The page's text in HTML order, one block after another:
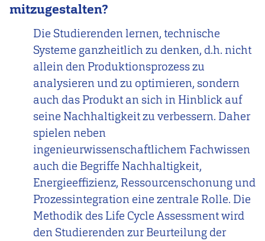
mitzugestalten?
Die Studierenden lernen, technische
Systeme ganzheitlich zu denken, d.h. nicht
allein den Produktionsprozess zu
analysieren und zu optimieren, sondern
auch das Produkt an sich in Hinblick auf
seine Nachhaltigkeit zu verbessern. Daher
spielen neben
ingenieurwissenschaftlichem Fachwissen
auch die Begriffe Nachhaltigkeit,
Energieeffizienz, Ressourcenschonung und
Prozessintegration eine zentrale Rolle. Die
Methodik des Life Cycle Assessment wird
den Studierenden zur Beurteilung der